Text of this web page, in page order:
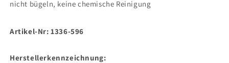
nicht bügeln, keine chemische Reinigung
Artikel-Nr: 1336-596
Herstellerkennzeichnung: